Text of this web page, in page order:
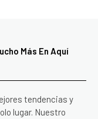
Más En Aquí
tendencias y
lugar. Nuestro